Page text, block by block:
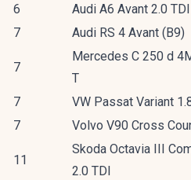
6 Audi A6 Avant 2.0
7
Audi RS 4 Avant (B9)
7
Mercedes C 250 d
T
7 VW Passat Variant
7
Volvo V90 Cross
11
Skoda Octavia III
2.0 TDI